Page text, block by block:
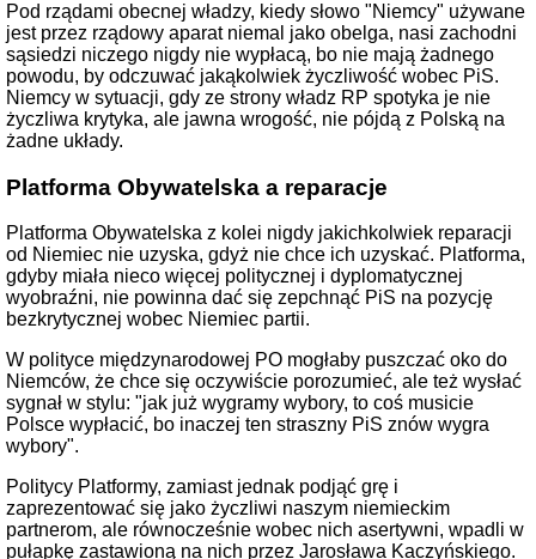
Pod rządami obecnej władzy, kiedy słowo "Niemcy" używane
jest przez rządowy aparat niemal jako obelga, nasi zachodni
sąsiedzi niczego nigdy nie wypłacą, bo nie mają żadnego
powodu, by odczuwać jakąkolwiek życzliwość wobec PiS.
Niemcy w sytuacji, gdy ze strony władz RP spotyka je nie
życzliwa krytyka, ale jawna wrogość, nie pójdą z Polską na
żadne układy.
Platforma Obywatelska a reparacje
Platforma Obywatelska z kolei nigdy jakichkolwiek reparacji
od Niemiec nie uzyska, gdyż nie chce ich uzyskać. Platforma,
gdyby miała nieco więcej politycznej i dyplomatycznej
wyobraźni, nie powinna dać się zepchnąć PiS na pozycję
bezkrytycznej wobec Niemiec partii.
W polityce międzynarodowej PO mogłaby puszczać oko do
Niemców, że chce się oczywiście porozumieć, ale też wysłać
sygnał w stylu: "jak już wygramy wybory, to coś musicie
Polsce wypłacić, bo inaczej ten straszny PiS znów wygra
wybory".
Politycy Platformy, zamiast jednak podjąć grę i
zaprezentować się jako życzliwi naszym niemieckim
partnerom, ale równocześnie wobec nich asertywni, wpadli w
pułapkę zastawioną na nich przez Jarosława Kaczyńskiego.